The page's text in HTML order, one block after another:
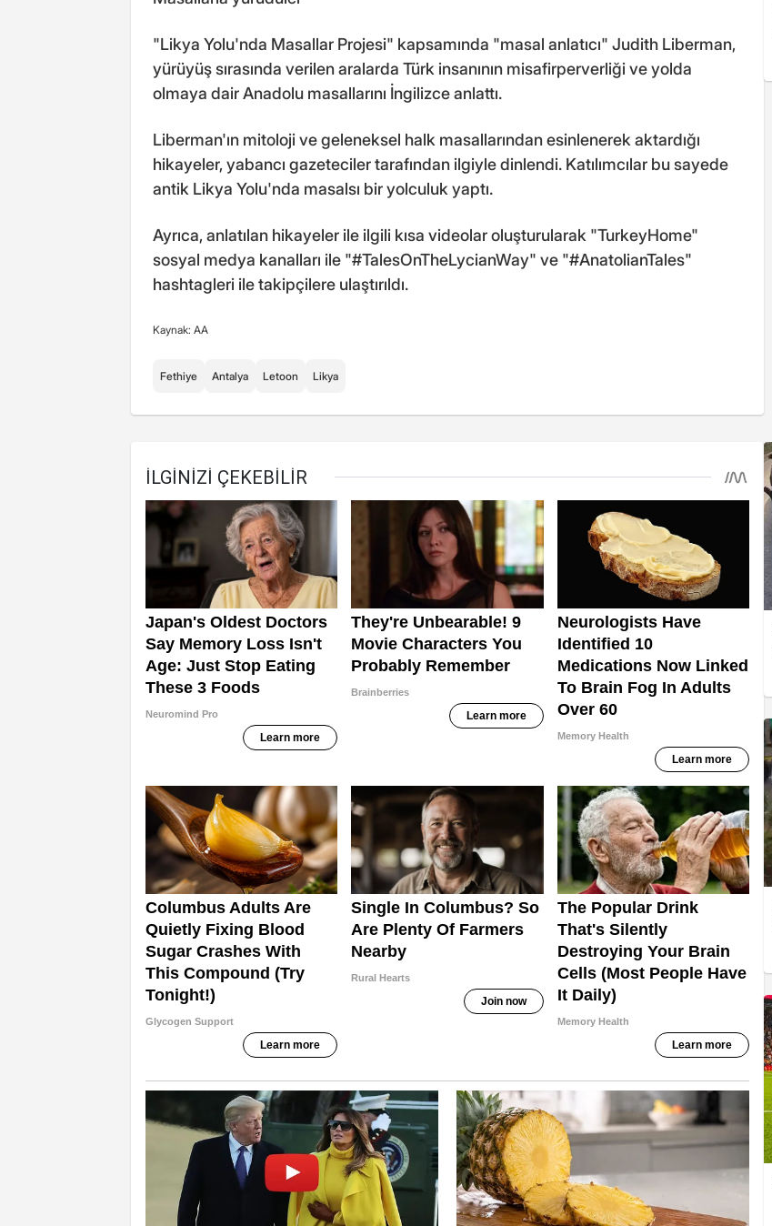
"Likya Yolu'nda Masallar Projesi" kapsamında "masal anlatıcı" Judith Liberman,
yürüyüş sırasında verilen aralarda Türk insanının misafirperverliği ve yolda
olmaya dair Anadolu masallarını İngilizce anlattı.
Liberman'ın mitoloji ve geleneksel halk masallarından esinlenerek aktardığı
hikayeler, yabancı gazeteciler tarafından ilgiyle dinlendi. Katılımcılar bu sayede
antik Likya Yolu'nda masalsı bir yolculuk yaptı.
Ayrıca, anlatılan hikayeler ile ilgili kısa videolar oluşturularak "TurkeyHome"
sosyal medya kanalları ile "#TalesOnTheLycianWay" ve "#AnatolianTales"
hashtagleri ile takipçilere ulaştırıldı.
Kaynak: AA
Fethiye Antalya Letoon Likya